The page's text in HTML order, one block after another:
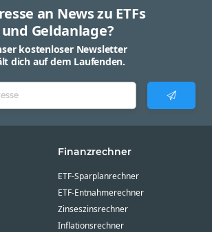
an News zu ETFs
und Geldanlage?
kostenloser Newsletter
dich auf dem Laufenden.
Finanzrechner
ETF-Sparplanrechner
ETF-Entnahmerechner
Zinseszinsrechner
Inflationsrechner